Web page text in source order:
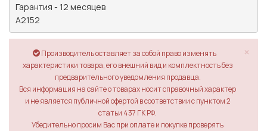
Гарантия - 12 месяцев
A2152
×
Производитель оставляет за собой право изменять
характеристики товара, его внешний вид и комплектность без
предварительного уведомления продавца.
Вся информация на сайте о товарах носит справочный характер
и не является публичной офертой в соответствии с пунктом 2
статьи 437 ГК РФ.
Убедительно просим Вас при оплате и покупке проверять